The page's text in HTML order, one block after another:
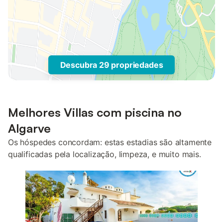
Descubra 29 propriedades
Melhores Villas com piscina no
Algarve
Os hóspedes concordam: estas estadias são altamente
qualificadas pela localização, limpeza, e muito mais.